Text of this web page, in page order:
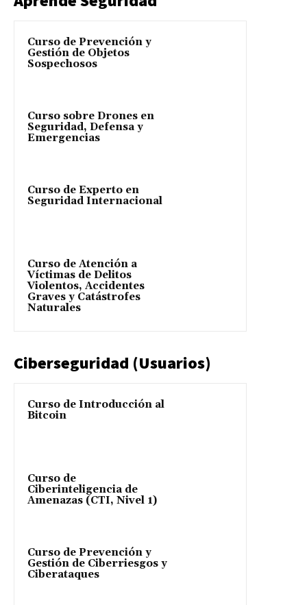
Curso de Prevención y
Gestión de Objetos
Sospechosos
Curso sobre Drones en
Seguridad, Defensa y
Emergencias
Curso de Experto en
Seguridad Internacional
Curso de Atención a
Víctimas de Delitos
Violentos, Accidentes
Graves y Catástrofes
Naturales
Ciberseguridad (Usuarios)
Curso de Introducción al
Bitcoin
Curso de
Ciberinteligencia de
Amenazas (CTI, Nivel 1)
Curso de Prevención y
Gestión de Ciberriesgos y
Ciberataques